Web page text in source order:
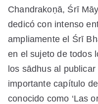
Chandrakoṇā, Śrī
dedicó con intenso
ampliamente el Śrī
en el sujeto de todos
los sādhus al
importante capítulo
conocido como ‘Las